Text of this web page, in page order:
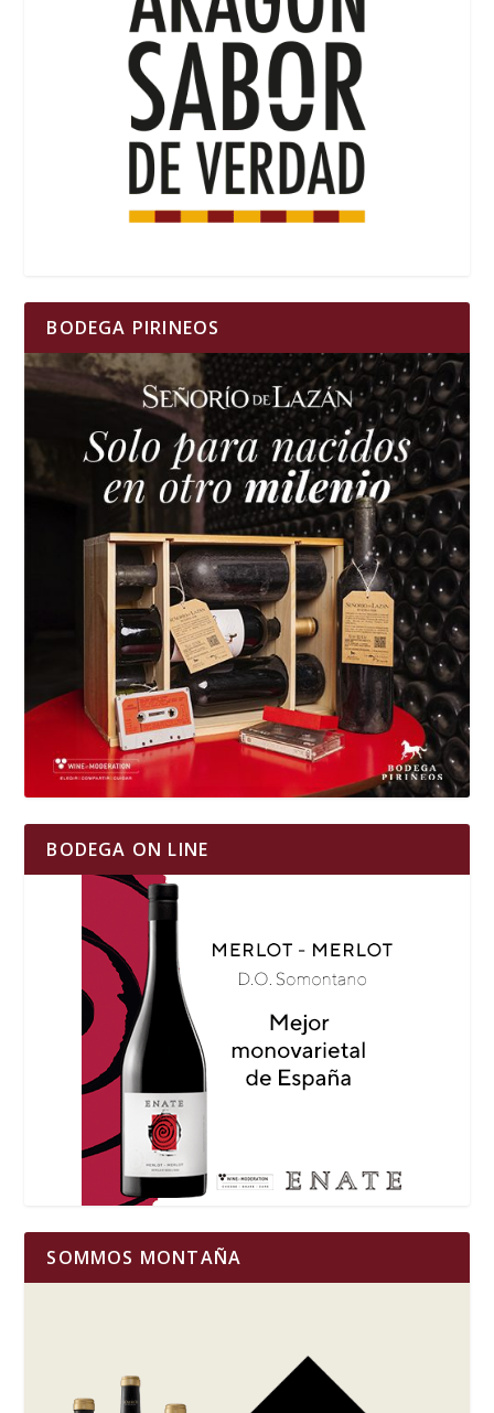
BODEGA PIRINEOS
BODEGA ON LINE
SOMMOS MONTAÑA